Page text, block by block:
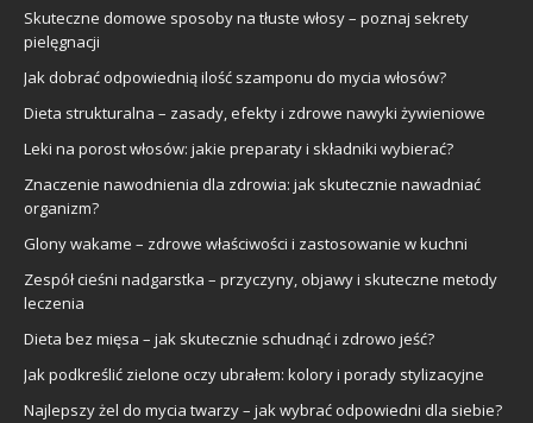
Skuteczne domowe sposoby na tłuste włosy – poznaj sekrety
pielęgnacji
Jak dobrać odpowiednią ilość szamponu do mycia włosów?
Dieta strukturalna – zasady, efekty i zdrowe nawyki żywieniowe
Leki na porost włosów: jakie preparaty i składniki wybierać?
Znaczenie nawodnienia dla zdrowia: jak skutecznie nawadniać
organizm?
Glony wakame – zdrowe właściwości i zastosowanie w kuchni
Zespół cieśni nadgarstka – przyczyny, objawy i skuteczne metody
leczenia
Dieta bez mięsa – jak skutecznie schudnąć i zdrowo jeść?
Jak podkreślić zielone oczy ubrałem: kolory i porady stylizacyjne
Najlepszy żel do mycia twarzy – jak wybrać odpowiedni dla siebie?